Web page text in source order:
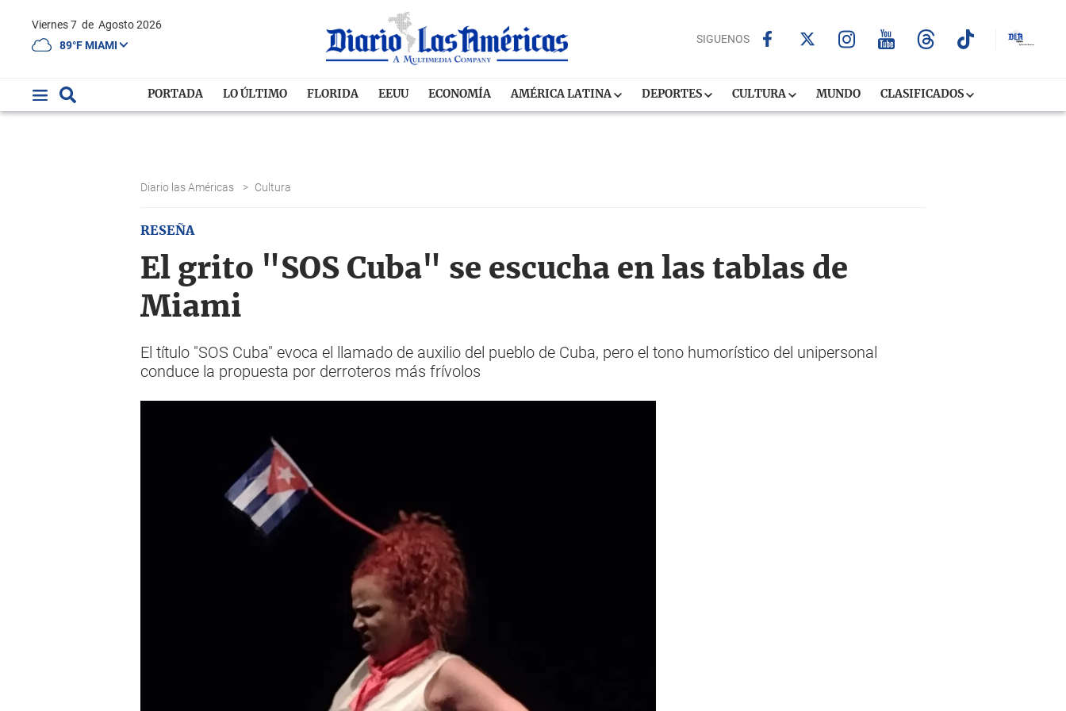
Viernes 7 de Agosto 2026
89°F MIAMI
SIGUENOS
PORTADA LO ÚLTIMO FLORIDA EEUU ECONOMÍA AMÉRICA LATINA DEPORTES CULTURA MUNDO CLASIFICADOS
Diario las Américas > Cultura
RESEÑA
El grito "SOS Cuba" se escucha en las tablas de
Miami
El título "SOS Cuba" evoca el llamado de auxilio del pueblo de Cuba, pero el tono humorístico del unipersonal
conduce la propuesta por derroteros más frívolos